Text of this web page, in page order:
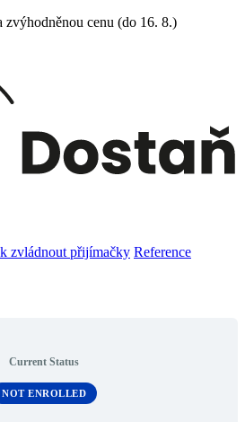
zvýhodněnou cenu (do 16. 8.)
zvládnout přijímačky Reference
Current Status
NOT ENROLLED